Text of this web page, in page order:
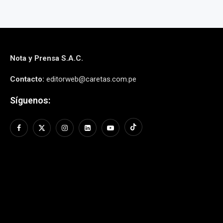
Nota y Prensa S.A.C.
Contacto: editorweb@caretas.com.pe
Síguenos: